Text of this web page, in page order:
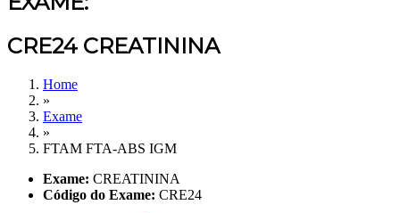
CRE24 CREATININA
Home
»
Exame
»
FTAM FTA-ABS IGM
Exame: CREATININA
Código do Exame: CRE24